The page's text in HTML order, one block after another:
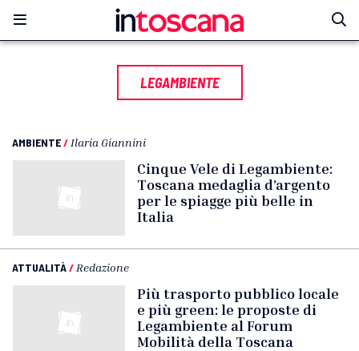
LEGAMBIENTE
AMBIENTE/ Ilaria Giannini
Cinque Vele di Legambiente:
Toscana medaglia d’argento
per le spiagge più belle in
Italia
ATTUALITÀ/ Redazione
Più trasporto pubblico locale
e più green: le proposte di
Legambiente al Forum
Mobilità della Toscana